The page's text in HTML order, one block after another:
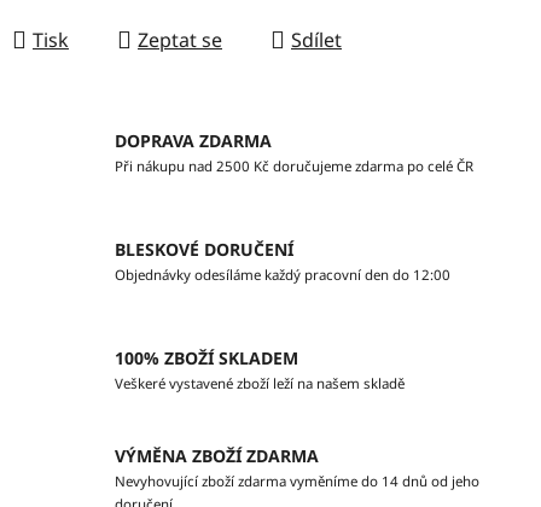
Tisk Zeptat se Sdílet
DOPRAVA ZDARMA
Při nákupu nad 2500 Kč doručujeme zdarma po celé ČR
BLESKOVÉ DORUČENÍ
Objednávky odesíláme každý pracovní den do 12:00
100% ZBOŽÍ SKLADEM
Veškeré vystavené zboží leží na našem skladě
VÝMĚNA ZBOŽÍ ZDARMA
Nevyhovující zboží zdarma vyměníme do 14 dnů od jeho
doručení